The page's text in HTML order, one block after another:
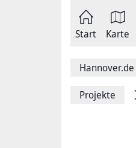
Start Karte
Hannover.de
Projekte